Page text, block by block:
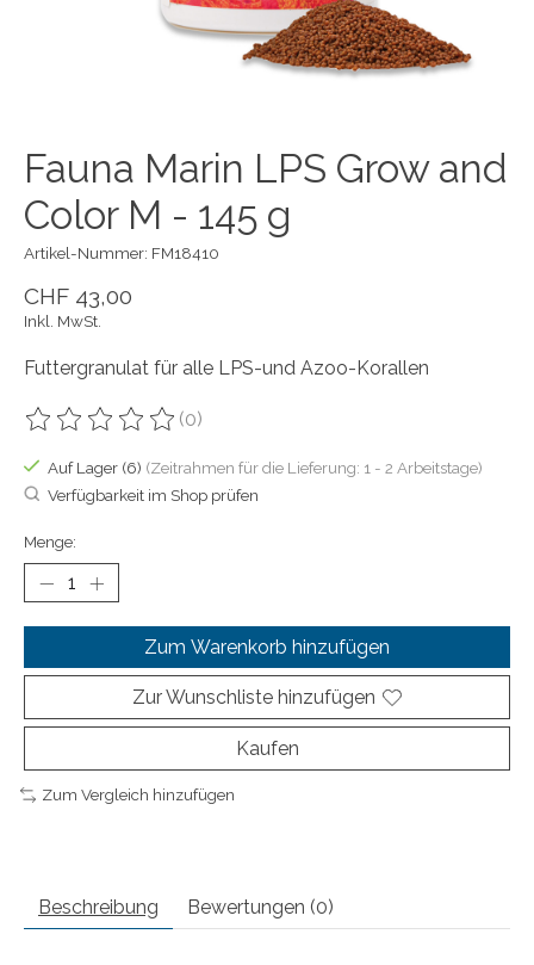
Fauna Marin LPS Grow and
Color M - 145 g
Artikel-Nummer: FM18410
CHF 43,00
Inkl. MwSt.
Futtergranulat für alle LPS-und Azoo-Korallen
Die Bewertung dieses Produkts ist
(0)
Auf Lager (6) (Zeitrahmen für die Lieferung: 1 - 2 Arbeitstage)
Verfügbarkeit im Shop prüfen
Menge:
Zum Warenkorb hinzufügen
Zur Wunschliste hinzufügen
Kaufen
Zum Vergleich hinzufügen
Beschreibung Bewertungen (0)